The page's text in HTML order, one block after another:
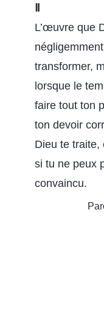
L’œuvre que
transformer,
lorsque le
faire tout ton
ton devoir
Dieu te traite,
si tu ne peux
convaincu.